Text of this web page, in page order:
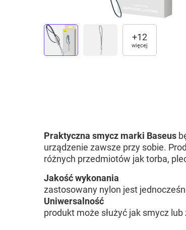
+12
więcej
Praktyczna smycz marki Baseus
urządzenie zawsze przy sobie.
różnych przedmiotów jak torba,
Jakość wykonania
zastosowany nylon jest
Uniwersalność
produkt może służyć jak smycz